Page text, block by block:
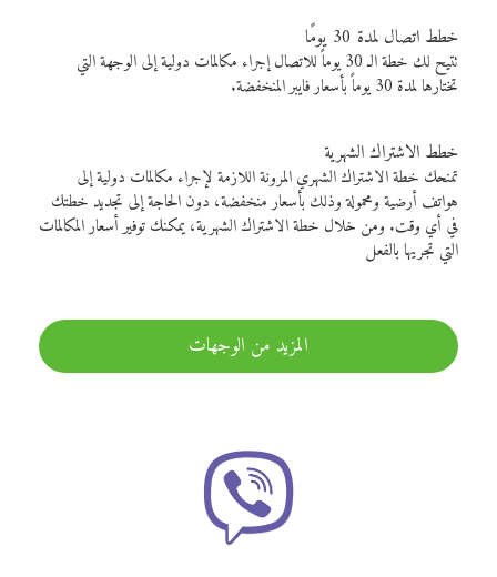
خطط اتصال لمدة 30 يومًا
تتيح لك خطة الـ 30 يوماً للاتصال إجراء مكالمات دولية إلى الوجهة التي
تختارها لمدة 30 يوماً بأسعار فايبر المنخفضة.
خطط الاشتراك الشهرية
تمنحك خطة الاشتراك الشهري المرونة اللازمة لإجراء مكالمات دولية إلى
هواتف أرضية ومحمولة وذلك بأسعار منخفضة، دون الحاجة إلى تجديد خطتك
في أي وقت. ومن خلال خطة الاشتراك الشهرية، يمكنك توفير أسعار المكالمات
التي تجريها بالفعل
المزيد من الوجهات